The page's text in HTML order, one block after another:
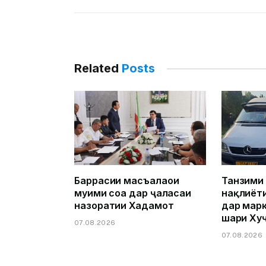
Related Posts
Баррасии масъалаҳои
муҳими соҳа дар ҷаласаи
назоратии Хадамот
07.08.2026
дар
шаҳри
07.08.2026